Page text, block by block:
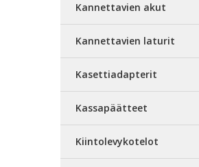
Kannettavien akut
Kannettavien laturit
Kasettiadapterit
Kassapäätteet
Kiintolevykotelot